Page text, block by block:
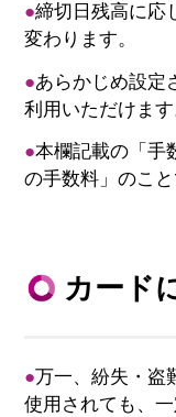
●締切日残高に応
変わります。
●あらかじめ設定
利用いただけます
●本欄記載の「手
の手数料」のこと
カード
●万一、紛失・盗
使用されても、